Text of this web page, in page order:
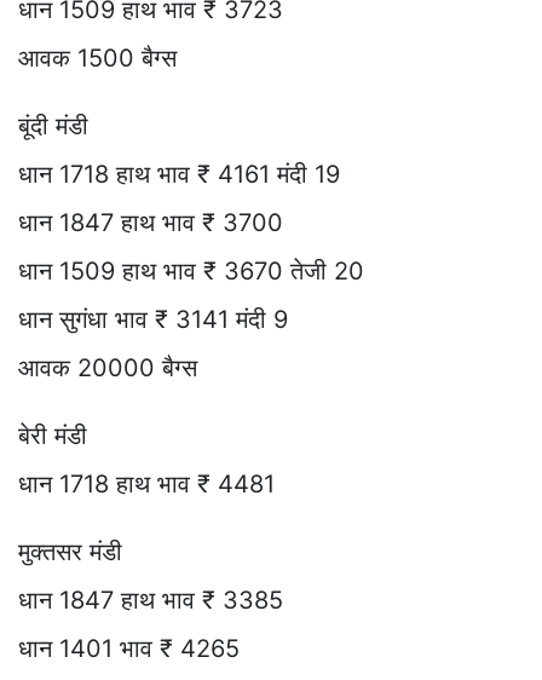
धान 1509 हाथ भाव ₹ 3723
आवक 1500 बैग्स
बूंदी मंडी
धान 1718 हाथ भाव ₹ 4161 मंदी 19
धान 1847 हाथ भाव ₹ 3700
धान 1509 हाथ भाव ₹ 3670 तेजी 20
धान सुगंधा भाव ₹ 3141 मंदी 9
आवक 20000 बैग्स
बेरी मंडी
धान 1718 हाथ भाव ₹ 4481
मुक्तसर मंडी
धान 1847 हाथ भाव ₹ 3385
धान 1401 भाव ₹ 4265